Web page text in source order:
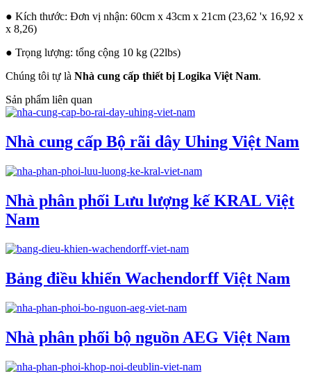
● Kích thước: Đơn vị nhận: 60cm x 43cm x 21cm (23,62 'x 16,92 x
x 8,26)
● Trọng lượng: tổng cộng 10 kg (22lbs)
Chúng tôi tự là Nhà cung cấp thiết bị Logika Việt Nam.
Sản phẩm liên quan
Nhà cung cấp Bộ rãi dây Uhing Việt Nam
Nhà phân phối Lưu lượng kế KRAL Việt
Nam
Bảng điều khiển Wachendorff Việt Nam
Nhà phân phối bộ nguồn AEG Việt Nam